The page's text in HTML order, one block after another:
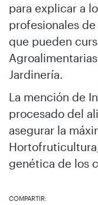
para explicar a
profesionales
que pueden
Jardinería.
La mención de
procesado del
asegurar la
genética de los
COMPARTIR: